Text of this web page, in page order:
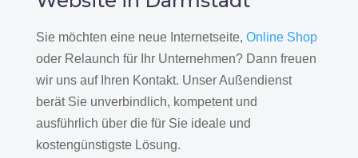
Sie möchten eine neue Internetseite, Online Shop
oder Relaunch für Ihr Unternehmen? Dann freuen
wir uns auf Ihren Kontakt. Unser Außendienst
berät Sie unverbindlich, kompetent und
ausführlich über die für Sie ideale und
kostengünstigste Lösung.